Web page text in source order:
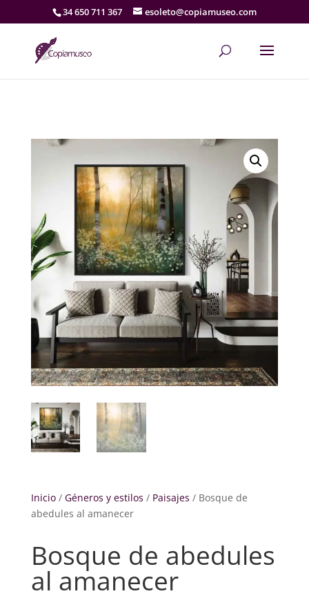
34 650 711 367 esoleto@copiamuseo.com
Inicio/ Géneros y estilos / Paisajes / Bosque de
abedules al amanecer
Bosque de abedules
al amanecer